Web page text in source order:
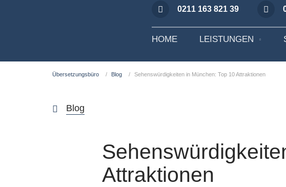
0211 163 821 39
HOME LEISTUNGEN
Übersetzungsbüro Blog Sehenswürdigkeiten in München: Top 10 Attraktionen
Blog
Attraktionen